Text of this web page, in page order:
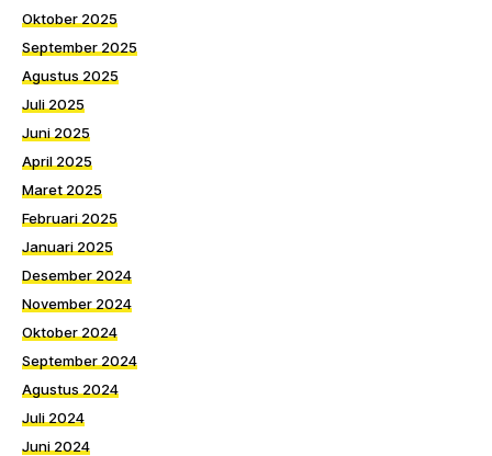
Oktober 2025
September 2025
Agustus 2025
Juli 2025
Juni 2025
April 2025
Maret 2025
Februari 2025
Januari 2025
Desember 2024
November 2024
Oktober 2024
September 2024
Agustus 2024
Juli 2024
Juni 2024